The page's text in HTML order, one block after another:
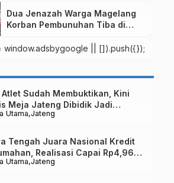
Dua Jenazah Warga Magelang
Korban Pembunuhan Tiba di
window.adsbygoogle || []).push({});
Utama Jateng
Sudah Membuktikan, Kini
Meja Jateng Dibidik Jadi
Nasional
Utama Jateng
Tengah Juara Nasional Kredit
Realisasi Capai Rp4,96